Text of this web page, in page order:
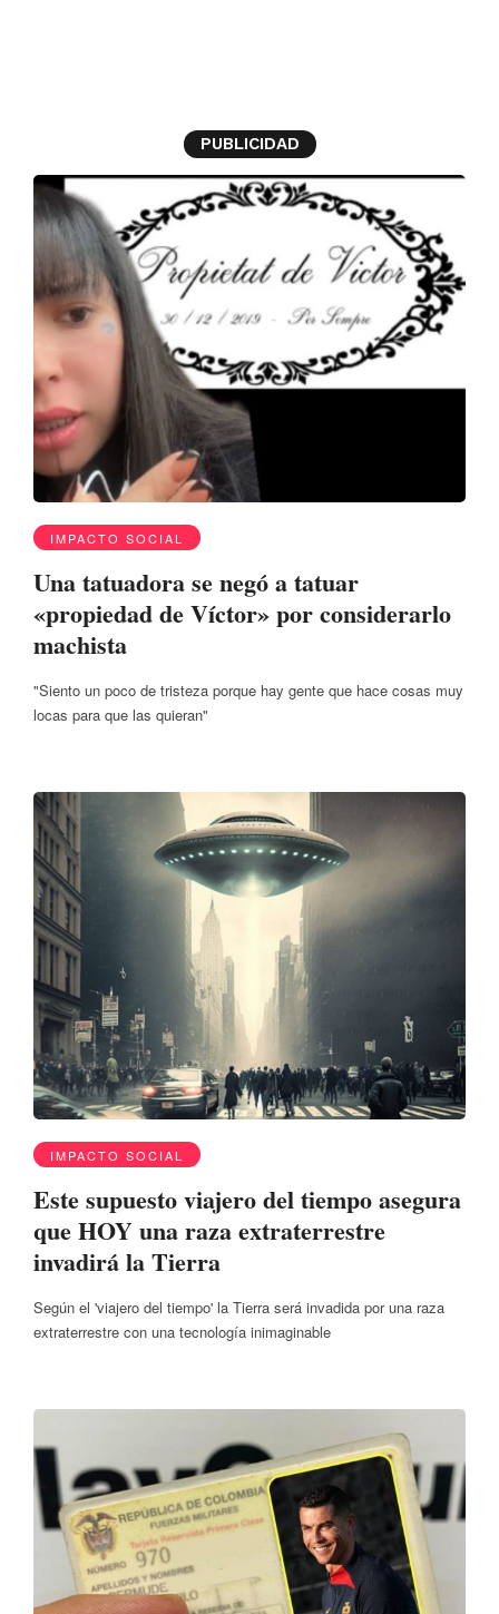
PUBLICIDAD
IMPACTO SOCIAL
Una tatuadora se negó a tatuar
«propiedad de Víctor» por considerarlo
machista
"Siento un poco de tristeza porque hay gente que hace cosas muy
locas para que las quieran"
IMPACTO SOCIAL
Este supuesto viajero del tiempo asegura
que HOY una raza extraterrestre
invadirá la Tierra
Según el 'viajero del tiempo' la Tierra será invadida por una raza
extraterrestre con una tecnología inimaginable